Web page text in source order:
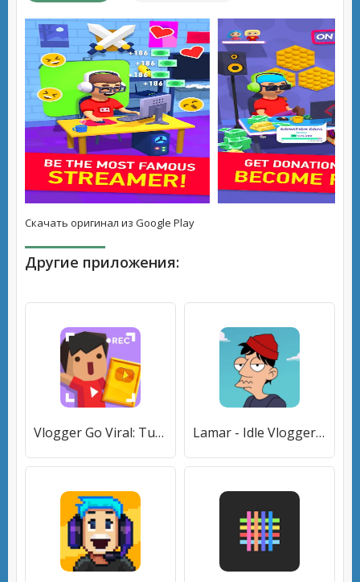
Скачать оригинал из Google Play
Другие приложения:
Vlogger Go Viral: Tuber Life (Влогер Стань Вирусным) [МОД Mega Pack] APK Android Lamar - Idle Vlogger [МОД Все открыто] APK Android